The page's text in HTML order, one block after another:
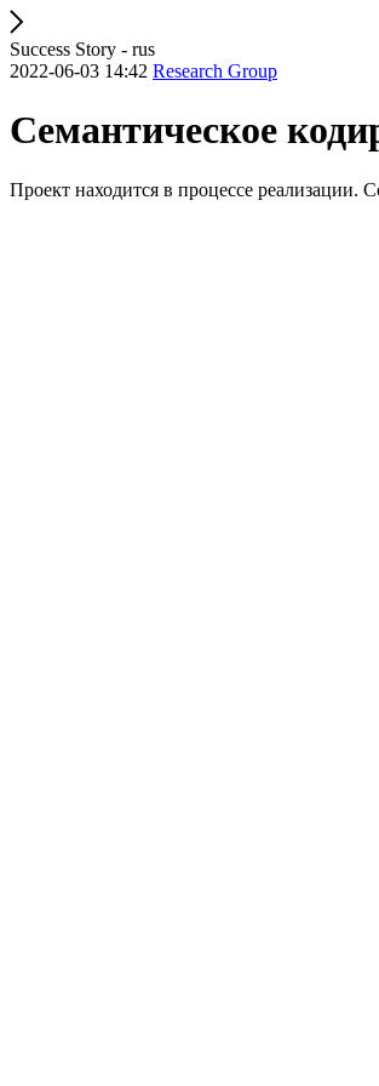
Success Story - rus
2022-06-03 14:42 Research Group
Семантическое
Проект находится в процессе реализации.